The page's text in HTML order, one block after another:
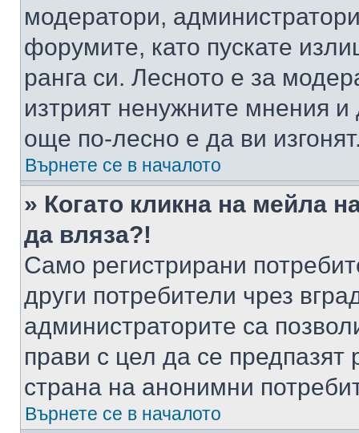
модератори,
форумите, като пускате
ранга си. Лесното е за
изтрият ненужните мнения
още по-лесно е да ви
Върнете се в началото
» Когато кликна на мейла
да вляза?!
Само регистрирани
други потребители чрез
администраторите са
прави с цел да се предпазят
страна на анонимни
Върнете се в началото